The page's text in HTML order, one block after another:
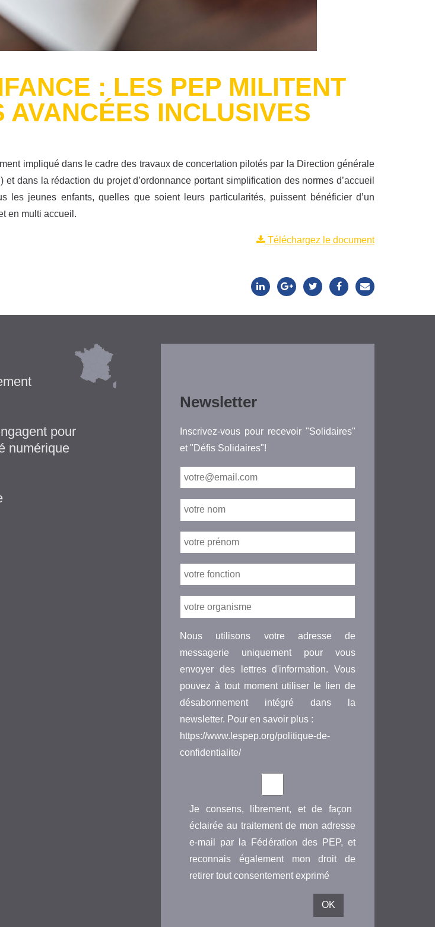
: LES PEP MILITENT
AVANCÉES INCLUSIVES
impliqué dans le cadre des travaux de concertation pilotés par la Direction générale
dans la rédaction du projet d’ordonnance portant simplification des normes d’accueil
les jeunes enfants, quelles que soient leurs particularités, puissent bénéficier d’un
en multi accueil.
Téléchargez le document
pour
numérique
Newsletter
Inscrivez-vous pour recevoir "Solidaires"
et "Défis Solidaires"!
Nous utilisons votre adresse de
messagerie uniquement pour vous
envoyer des lettres d'information. Vous
pouvez à tout moment utiliser le lien de
désabonnement intégré dans la
newsletter. Pour en savoir plus :
https://www.lespep.org/politique-de-
confidentialite/
Je consens, librement, et de façon
éclairée au traitement de mon adresse
e-mail par la Fédération des PEP, et
reconnais également mon droit de
retirer tout consentement exprimé